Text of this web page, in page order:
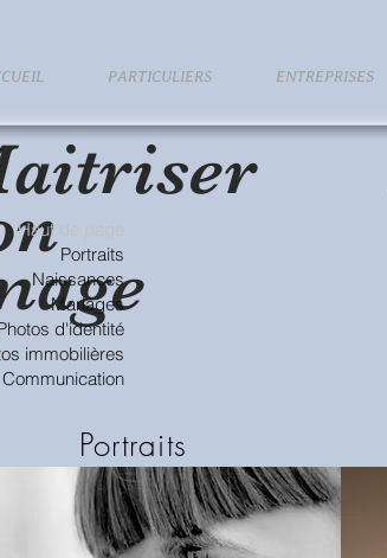
PARTICULIERS ENTREPRISES
Haut de page
Portraits
Naissances
Mariages
d'identité
immobilières
Communication
Portraits